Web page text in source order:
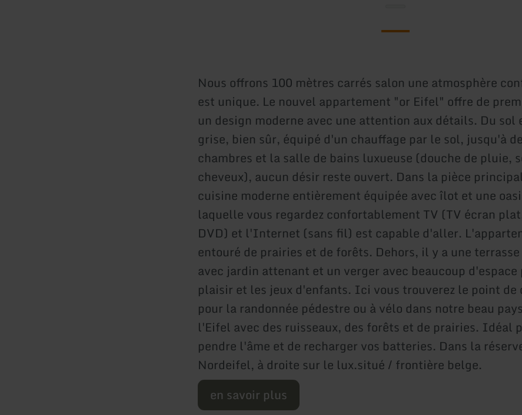
Nous offrons 100 mètres carrés salon une atmosphère
est unique. Le nouvel appartement "or Eifel" offre de
un design moderne avec une attention aux détails. Du sol
grise, bien sûr, équipé d'un chauffage par le sol, jusqu'à
chambres et la salle de bains luxueuse (douche de pluie,
cheveux), aucun désir reste ouvert. Dans la pièce
cuisine moderne entièrement équipée avec îlot et une
laquelle vous regardez confortablement TV (TV écran
DVD) et l'Internet (sans fil) est capable d'aller.
entouré de prairies et de forêts. Dehors, il y a une terrasse
avec jardin attenant et un verger avec beaucoup d'espace
plaisir et les jeux d'enfants. Ici vous trouverez le point de
pour la randonnée pédestre ou à vélo dans notre beau
l'Eifel avec des ruisseaux, des forêts et de prairies. Idéal
pendre l'âme et de recharger vos batteries. Dans la
Nordeifel, à droite sur le lux.situé / frontière belge.
en savoir plus